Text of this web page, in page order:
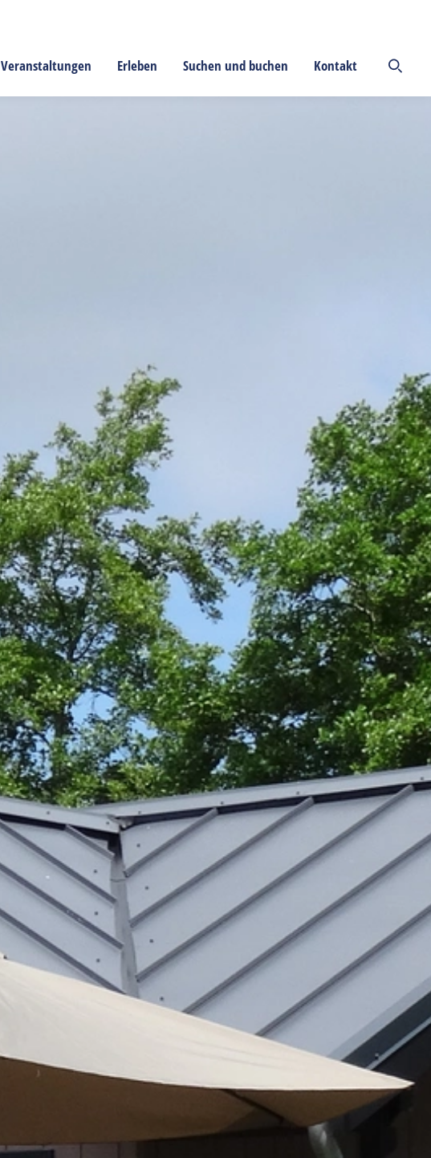
Veranstaltungen Erleben Suchen und buchen Kontakt